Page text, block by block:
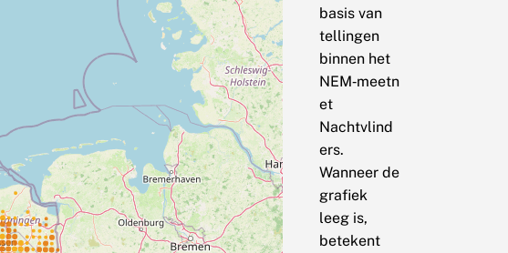
basis van
tellingen
binnen het
NEM‑meetn
et
Nachtvlind
ers.
Wanneer de
grafiek
leeg is,
betekent